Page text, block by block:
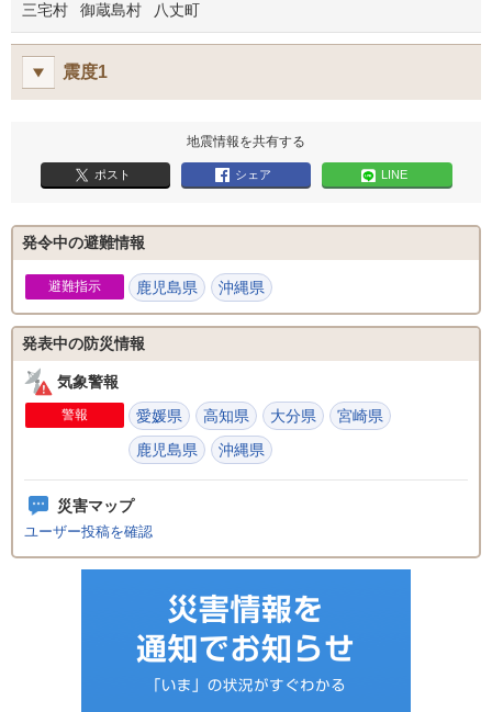
三宅村
御蔵島村 八丈町
震度1
地震情報を共有する
ポスト シェア LINE
発令中の避難情報
避難指示 鹿児島県 沖縄県
発表中の防災情報
気象警報
警報 愛媛県 高知県 大分県
宮崎県
鹿児島県
沖縄県
災害マップ
ユーザー投稿を確認